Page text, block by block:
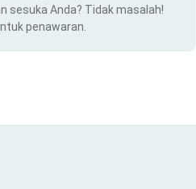
sesuka Anda? Tidak masalah!
penawaran.